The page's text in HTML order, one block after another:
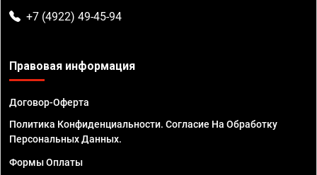
+7 (4922) 49-45-94
Правовая информация
Договор-Оферта
Политика Конфиденциальности. Согласие На Обработку
Персональных Данных.
Формы Оплаты